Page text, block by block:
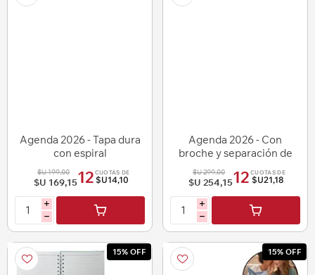
Agenda 2026 - Tapa dura
con espiral
$U 199,00
$U 169,1512 CUOTAS DE
$U14,10
i
h
Agenda 2026 - Con
broche y separación de
meses
$U 299,00
$U 254,1512 CUOTAS DE
$U21,18
i
h
15% OFF 15% OFF